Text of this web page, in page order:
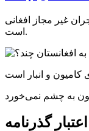
غیر مجاز افغانی
است.
گذرنامه